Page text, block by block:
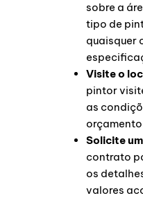
sobre a
tipo de
quaisquer
Visite o
pintor
as
Solicite
contrato
os
valores